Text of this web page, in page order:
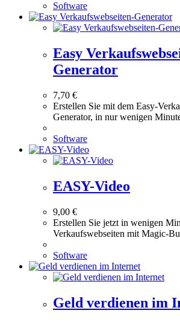
Software
Easy
Generator
7,70 €
Erstellen Sie mit dem Easy-
Generator, in nur wenigen
Software
EASY-Video
9,00 €
Erstellen Sie jetzt in wenigen
Verkaufswebseiten mit Magic-
Software
Geld verdienen im